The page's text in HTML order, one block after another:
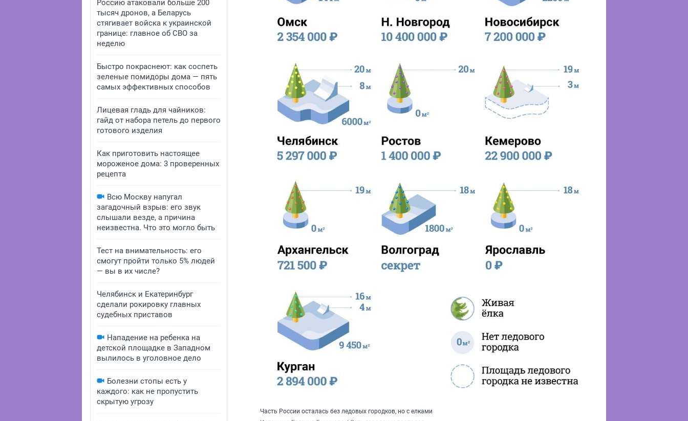
Россию атаковали больше 200
тысяч дронов, а Беларусь
стягивает войска к украинской
границе: главное об СВО за
неделю
Быстро покраснеют: как соспеть
зеленые помидоры дома — пять
самых эффективных способов
Лицевая гладь для чайников:
гайд от набора петель до первого
готового изделия
Как приготовить настоящее
мороженое дома: 3 проверенных
рецепта
Всю Москву напугал
загадочный взрыв: его звук
слышали везде, а причина
неизвестна. Что это могло быть
Тест на внимательность: его
смогут пройти только 5% людей
— вы в их числе?
Челябинск и Екатеринбург
сделали рокировку главных
судебных приставов
Нападение на ребенка на
детской площадке в Западном
вылилось в уголовное дело
Болезни стопы есть у
каждого: как не пропустить
скрытую угрозу
Часть России осталась без ледовых городков, но с елками